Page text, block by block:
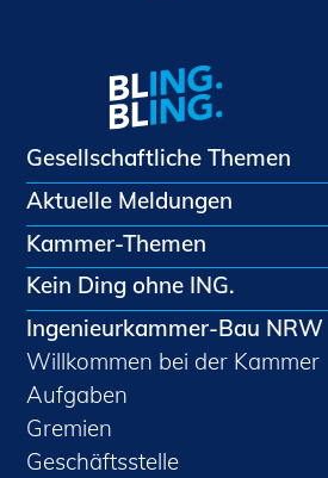
Gesellschaftliche Themen
Aktuelle Meldungen
Kammer-Themen
Kein Ding ohne ING.
Ingenieurkammer-Bau NRW
Willkommen bei der Kammer
Aufgaben
Gremien
Geschäftsstelle